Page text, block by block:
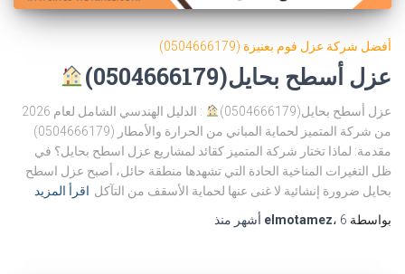
أفضل شركة عزل فوم بعنيزة (0504666179)
عزل أسطح بحايل(0504666179)
عزل أسطح بحايل(0504666179)
: الدليل الهندسي الشامل لعام 2026
من شركة المتميز لحماية المباني من الحرارة والأمطار (0504666179)
مقدمة: لماذا تختار شركة المتميز كقائد لمشاريع عزل اسطح بحايل؟ في
ظل التغيرات المناخية الحادة التي تشهدها منطقة حائل، أصبح عزل اسطح
بحايل ضرورة إنشائية لا غنى عنها لحماية الأسقف من التآكل اقرأ المزيد
بواسطة
elmotamez، 6 أشهر منذ